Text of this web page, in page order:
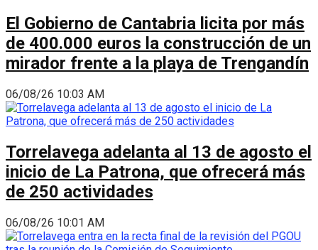
El Gobierno de Cantabria licita por más
de 400.000 euros la construcción de un
mirador frente a la playa de Trengandín
06/08/26 10:03 AM
Torrelavega adelanta al 13 de agosto el
inicio de La Patrona, que ofrecerá más
de 250 actividades
06/08/26 10:01 AM